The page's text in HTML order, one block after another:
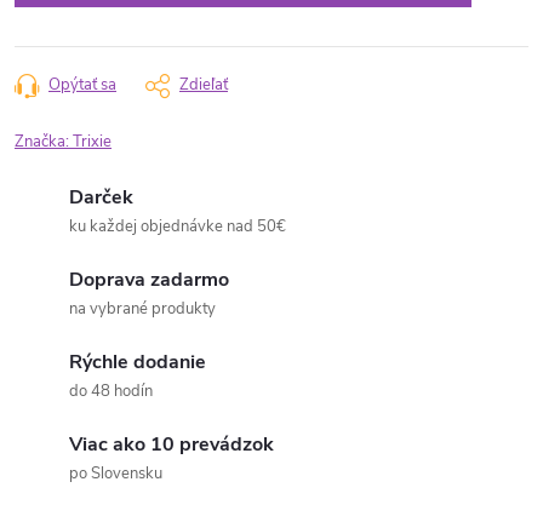
Opýtať sa Zdieľať
Značka:Trixie
Darček
ku každej objednávke nad 50€
Doprava zadarmo
na vybrané produkty
Rýchle dodanie
do 48 hodín
Viac ako 10 prevádzok
po Slovensku